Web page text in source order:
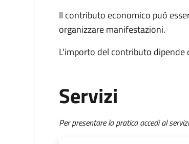
Il contributo economico può
organizzare manifestazioni.
L'importo del contributo
Servizi
Per presentare la pratica accedi al